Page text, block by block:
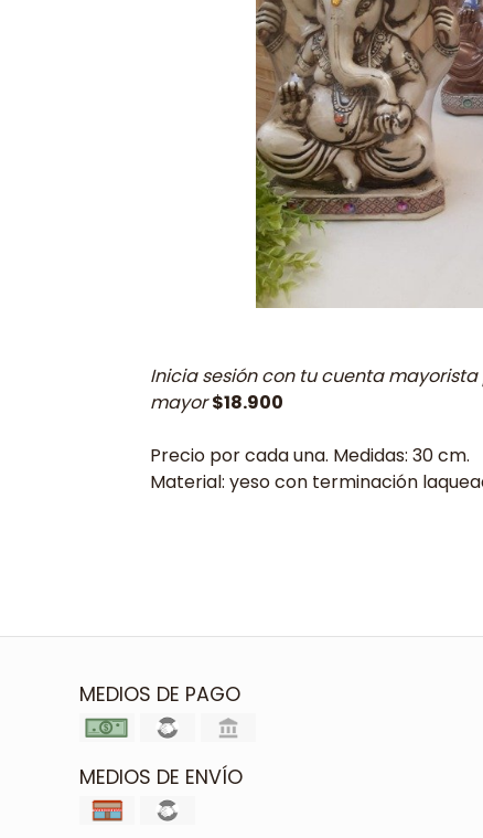
Inicia sesión con tu cuenta
mayor$18.900
Precio por cada una. Medidas: 30 cm.
Material: yeso con terminación
MEDIOS DE PAGO
MEDIOS DE ENVÍO